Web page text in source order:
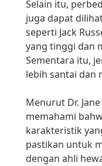
Selain itu,
juga dapat
seperti Jack
yang tinggi dan
Sementara itu,
lebih santai dan
Menurut Dr.
memahami
karakteristik
pastikan untuk
dengan ahli